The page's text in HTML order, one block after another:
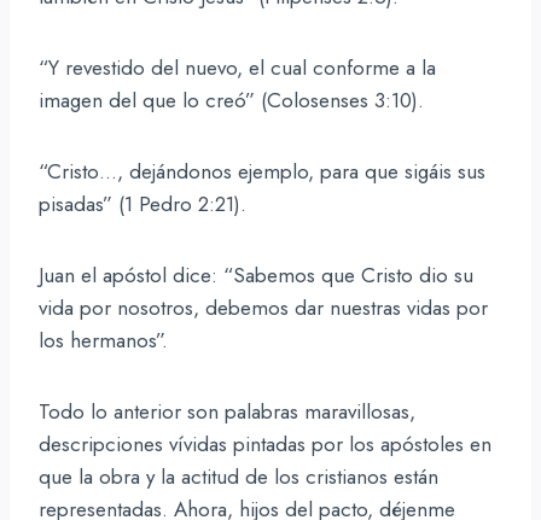
“Y revestido del nuevo, el cual conforme a la
imagen del que lo creó” (Colosenses 3:10).
“Cristo…, dejándonos ejemplo, para que sigáis sus
pisadas” (1 Pedro 2:21).
Juan el apóstol dice: “Sabemos que Cristo dio su
vida por nosotros, debemos dar nuestras vidas por
los hermanos”.
Todo lo anterior son palabras maravillosas,
descripciones vívidas pintadas por los apóstoles en
que la obra y la actitud de los cristianos están
representadas. Ahora, hijos del pacto, déjenme